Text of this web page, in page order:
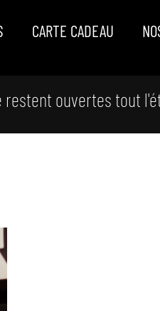
CARTE CADEAU
restent ouvertes tout